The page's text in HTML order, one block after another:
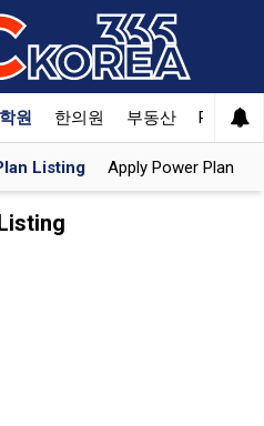
학원 한의원 부동산 PET
Listing Apply Power Plan